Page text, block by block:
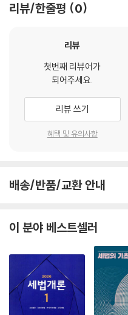
리뷰/한줄평 0
리뷰
첫번째 리뷰어가
되어주세요.
리뷰 쓰기
혜택 및 유의사항
배송/반품/교환 안내
이 분야 베스트셀러